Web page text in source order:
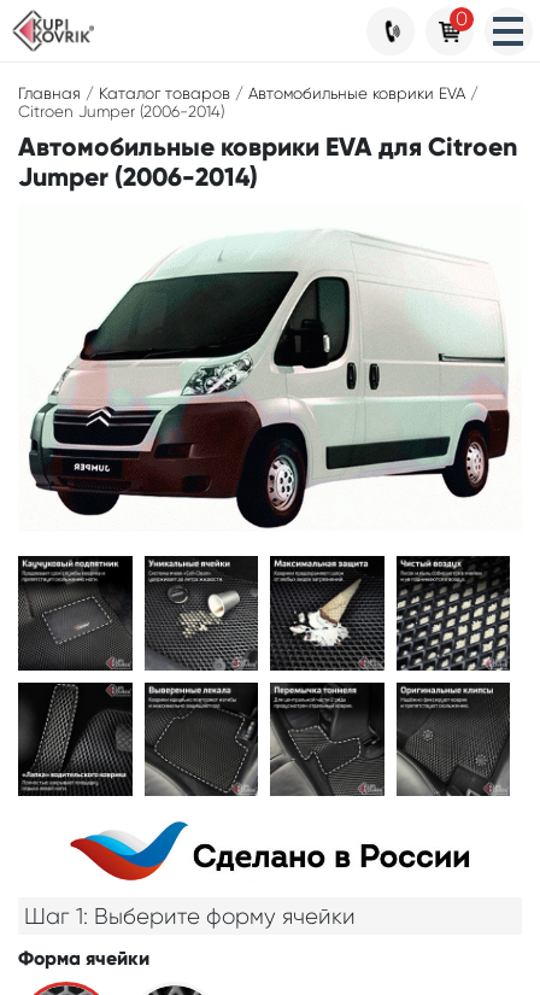
Главная / Каталог товаров / Автомобильные коврики EVA /
Citroen Jumper (2006-2014)
Автомобильные коврики EVA для Citroen
Jumper (2006-2014)
Шаг 1: Выберите форму ячейки
Форма ячейки
0